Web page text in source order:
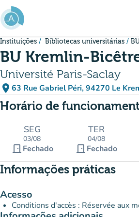
Ir para o conteúdo principal
Instituições Bibliotecas universitárias
BU Kremlin-
Université Paris-Saclay
place 63 Rue Gabriel Péri, 94270 Le
(abrir no
(novo
Horário de
SEG
03/08
door_front Fechado
TER
04/08
door_front Fechado
Informações práticas
Acesso
Conditions d'accès : Réservée aux